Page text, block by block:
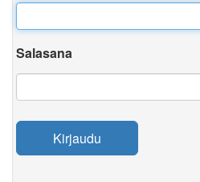
Salasana
Kirjaudu